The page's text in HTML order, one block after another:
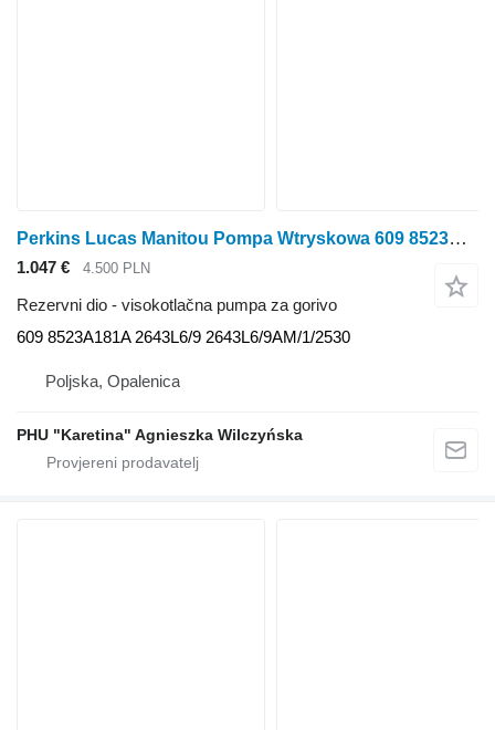
Perkins Lucas Manitou Pompa Wtryskowa 609 8523A181A 2643L6/9 2643L6/9AM/ visokotlačna pumpa za gorivo za Perkins Manitou
1.047 € 4.500 PLN
Rezervni dio - visokotlačna pumpa za gorivo
609 8523A181A 2643L6/9 2643L6/9AM/1/2530
Poljska, Opalenica
PHU "Karetina" Agnieszka Wilczyńska